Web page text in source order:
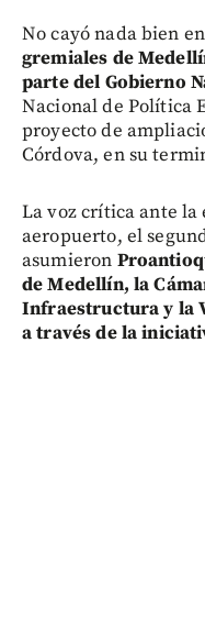
No cayó nada bien
gremiales de
parte del Gobierno
Nacional de Política
proyecto de
Córdova, en su
La voz crítica ante la
aeropuerto, el
asumieron
de Medellín, la
Infraestructura y la
a través de la